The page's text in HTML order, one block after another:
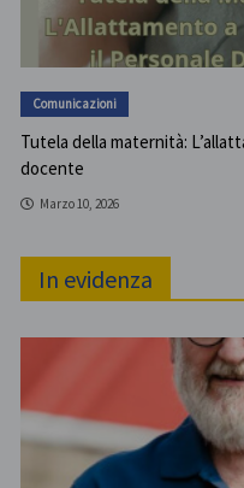
Comunicazioni
Tutela della maternità:
docente
Marzo 10, 2026
In evidenza